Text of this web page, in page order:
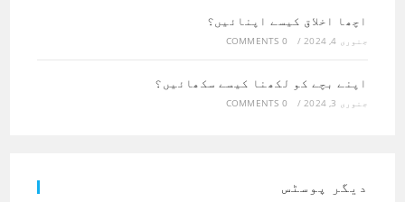
اچھا اخلاق کیسے اپنائیں؟
جنوری 4, 2024 /
0 COMMENTS
اپنے بچے کو لکھنا کیسے سکھائیں؟
جنوری 3, 2024 /
0 COMMENTS
دیگر پوسٹس